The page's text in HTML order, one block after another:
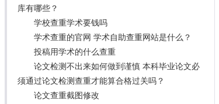
库有哪些？
学校查重学术要钱吗
学术查重的官网 学术自助查重网站是什么？
投稿用学术的什么查重
论文检测不出来如何做到谨慎 本科毕业论文必
须通过论文检测查重才能算合格过关吗？
论文查重截图修改